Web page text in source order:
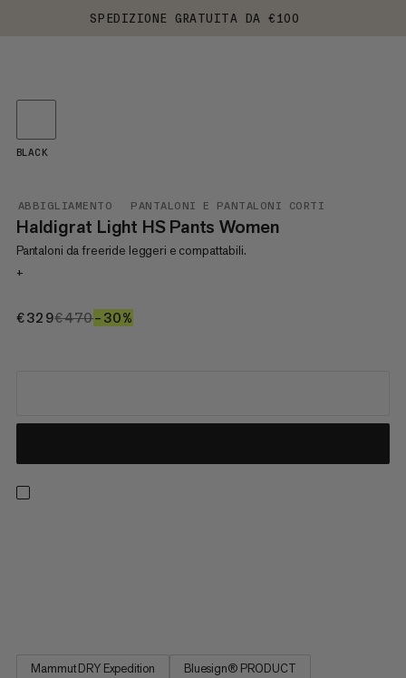
SPEDIZIONE GRATUITA DA €100
ABBIGLIAMENTO PANTALONI E PANTALONI CORTI
Haldigrat Light HS Pants Women
Pantaloni da freeride leggeri e compattabili.
+
€329€329
€470€470
–30%
BLACK
Mammut DRY Expedition
Bluesign® PRODUCT